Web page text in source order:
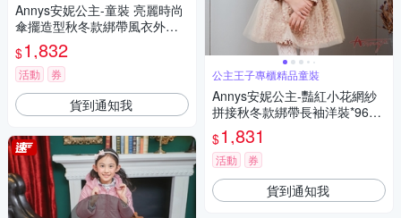
Annys安妮公主-童裝 亮麗時尚
傘擺造型秋冬款綁帶風衣外套*
2298水藍
$1,832
活動 券
貨到通知我
公主王子專櫃精品童裝
Annys安妮公主-豔紅小花網紗
拼接秋冬款綁帶長袖洋裝*9608
紅色
$1,831
活動 券
貨到通知我